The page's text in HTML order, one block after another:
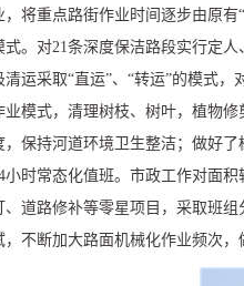
，将重点路街作业时间逐步由原
式。对21条深度保洁路段实行定人
清运采取“直运”、“转运”的模式
业模式，清理树枝、树叶，植物
，保持河道环境卫生整洁；做好
小时常态化值班。市政工作对面
、道路修补等零星项目，采取班
，不断加大路面机械化作业频次